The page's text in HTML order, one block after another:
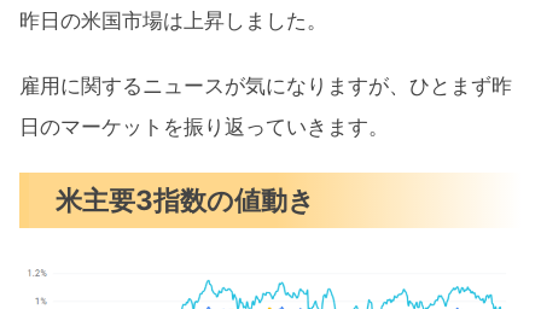
S&P500ヒートマップ
セクター別パフォーマンス
S&P500チャート分析
米国市場のトピックス
新規失業保険申請件数は予想外に減少
昨日の米国市場は上昇しました。
雇用に関するニュースが気になりますが、ひとまず昨
日のマーケットを振り返っていきます。
米主要3指数の値動き